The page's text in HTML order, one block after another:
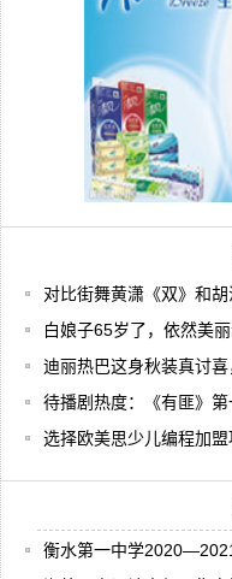
对比街舞黄潇《双》和胡
白娘子65岁了，依然美
迪丽热巴这身秋装真讨
待播剧热度：《有匪》第
选择欧美思少儿编程加
衡水第一中学